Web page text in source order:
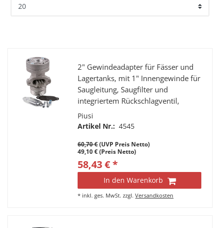
2" Gewindeadapter für Fässer und
Lagertanks, mit 1" Innengewinde für
Saugleitung, Saugfilter und
integriertem Rückschlagventil,
Rundflansch und 1" Innengewinde
zum Anschluss an die Pumpe oder
Piusi
Artikel Nr.: 4545
60,70 €(UVP Preis Netto)
49,10 € (Preis Netto)
58,43 € *
In den Warenkorb
* inkl. ges. MwSt. zzgl.Versandkosten